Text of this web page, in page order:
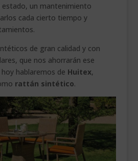
estado, un mantenimiento
cada cierto tiempo y
de gran calidad y con
que nos ahorrarán ese
hablaremos de Huitex,
rattán sintético.